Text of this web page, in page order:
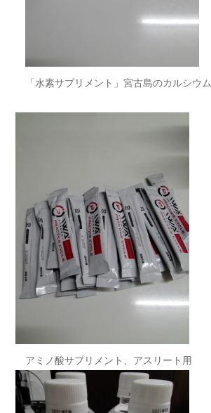
「水素サプリメント」宮古島のカルシウ
アミノ酸サプリメント、アスリート用